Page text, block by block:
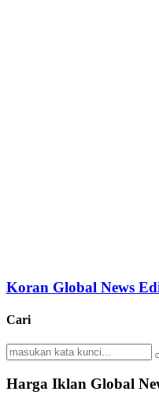
Koran Global News
Cari
Search
for:
Harga Iklan Global